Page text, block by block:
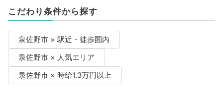
こだわり条件から探す
泉佐野市 × 駅近・徒歩圏内
泉佐野市 × 人気エリア
泉佐野市 × 時給1.3万円以上